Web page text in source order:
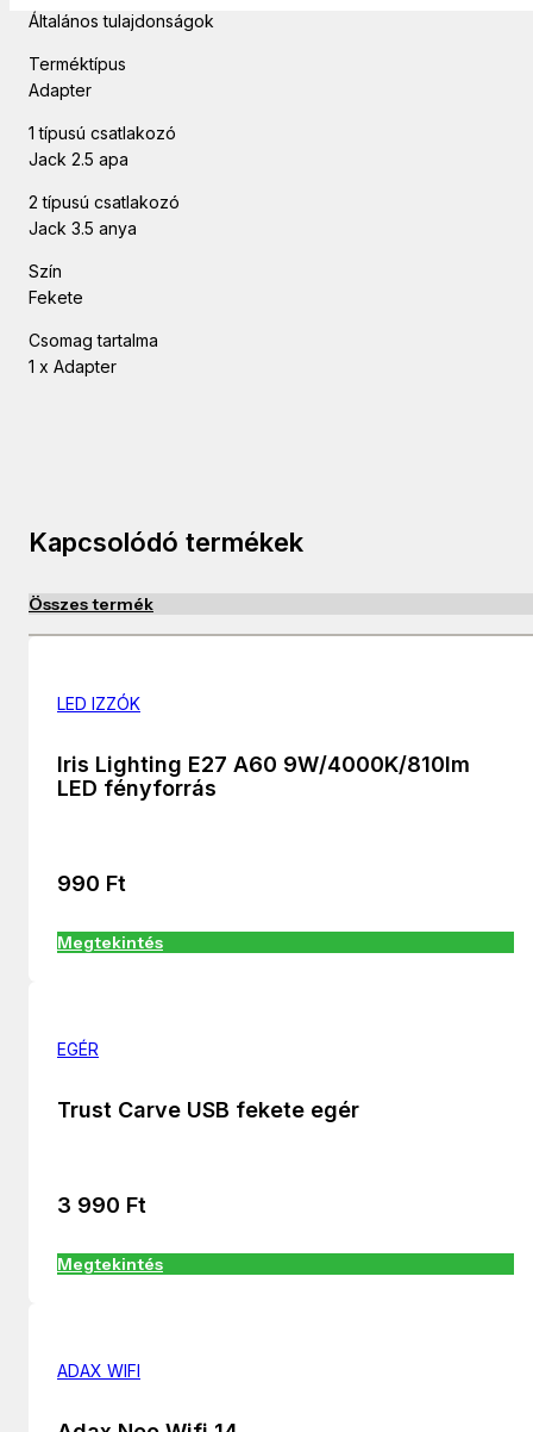
Általános tulajdonságok
Terméktípus
Adapter
1 típusú csatlakozó
Jack 2.5 apa
2 típusú csatlakozó
Jack 3.5 anya
Szín
Fekete
Csomag tartalma
1 x Adapter
Kapcsolódó termékek
Összes termék
LED IZZÓK
Iris Lighting E27 A60 9W/4000K/810lm
LED fényforrás
990 Ft
Megtekintés
EGÉR
Trust Carve USB fekete egér
3 990 Ft
Megtekintés
ADAX WIFI